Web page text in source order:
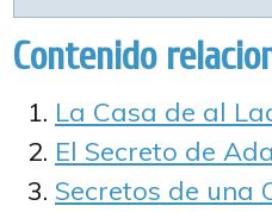
Contenido
La Casa de al
El Secreto de
Secretos de una